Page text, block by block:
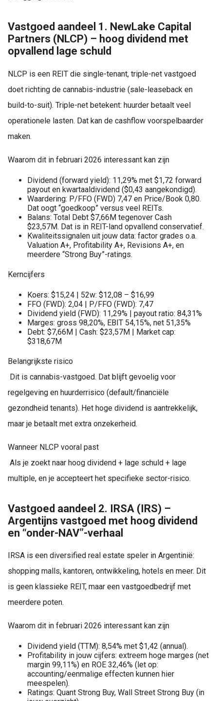
Vastgoed aandeel 1. NewLake Capital
Partners (NLCP) – hoog dividend met
opvallend lage schuld
NLCP is een REIT die single-tenant, triple-net vastgoed
doet richting de cannabis-industrie (sale-leaseback en
build-to-suit). Triple-net betekent: huurder betaalt veel
operationele lasten. Dat kan de cashflow voorspelbaarder
maken.
Waarom dit in februari 2026 interessant kan zijn
Dividend (forward yield): 11,29% met $1,72 forward
payout en kwartaaldividend ($0,43 aangekondigd).
Waardering: P/FFO (FWD) 7,47 en Price/Book 0,80.
Dat oogt “goedkoop” versus veel REITs.
Balans: Total Debt $7,66M tegenover Cash
$23,57M. Dat is in REIT-land opvallend conservatief.
Kwaliteitssignalen uit jouw data: factor grades o.a.
Valuation A+, Profitability A+, Revisions A+, en
meerdere “Strong Buy”-ratings.
Kerncijfers
Koers: $15,24 | 52w: $12,08 – $16,99
FFO (FWD): 2,04 | P/FFO (FWD): 7,47
Dividend yield (FWD): 11,29% | payout ratio: 84,31%
Marges: gross 98,20%, EBIT 54,15%, net 51,35%
Debt: $7,66M | Cash: $23,57M | Market cap:
$318,67M
Belangrijkste risico
Dit is cannabis-vastgoed. Dat blijft gevoelig voor
regelgeving en huurderrisico (default/financiële
gezondheid tenants). Het hoge dividend is aantrekkelijk,
maar je betaalt met extra onzekerheid.
Wanneer NLCP vooral past
Als je zoekt naar hoog dividend + lage schuld + lage
multiple, en je accepteert het specifieke sector-risico.
Vastgoed aandeel 2. IRSA (IRS) –
Argentijns vastgoed met hoog dividend
en “onder-NAV”-verhaal
IRSA is een diversified real estate speler in Argentinië:
shopping malls, kantoren, ontwikkeling, hotels en meer. Dit
is geen klassieke REIT, maar een vastgoedbedrijf met
meerdere poten.
Waarom dit in februari 2026 interessant kan zijn
Dividend yield (TTM): 8,54% met $1,42 (annual).
Profitability in jouw cijfers: extreem hoge marges (net
margin 99,11%) en ROE 32,46% (let op:
accounting/eenmalige effecten kunnen hier
meespelen).
Ratings: Quant Strong Buy, Wall Street Strong Buy (in